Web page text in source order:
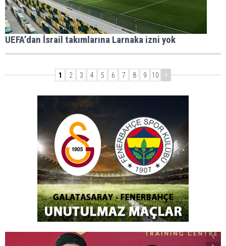
UEFA’dan İsrail takımlarına Larnaka izni yok
1 2 3 4 5 6 7 8 9 10